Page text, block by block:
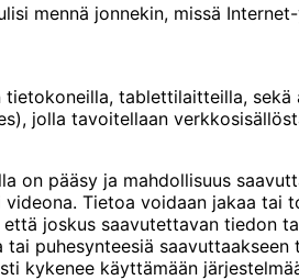
mennä jonnekin, missä
tablettilaitteilla, sekä
jolla tavoitellaan
on pääsy ja mahdollisuus
Tietoa voidaan jakaa tai
joskus saavutettavan tiedon
puhesynteesiä saavuttaakseen
kykenee käyttämään